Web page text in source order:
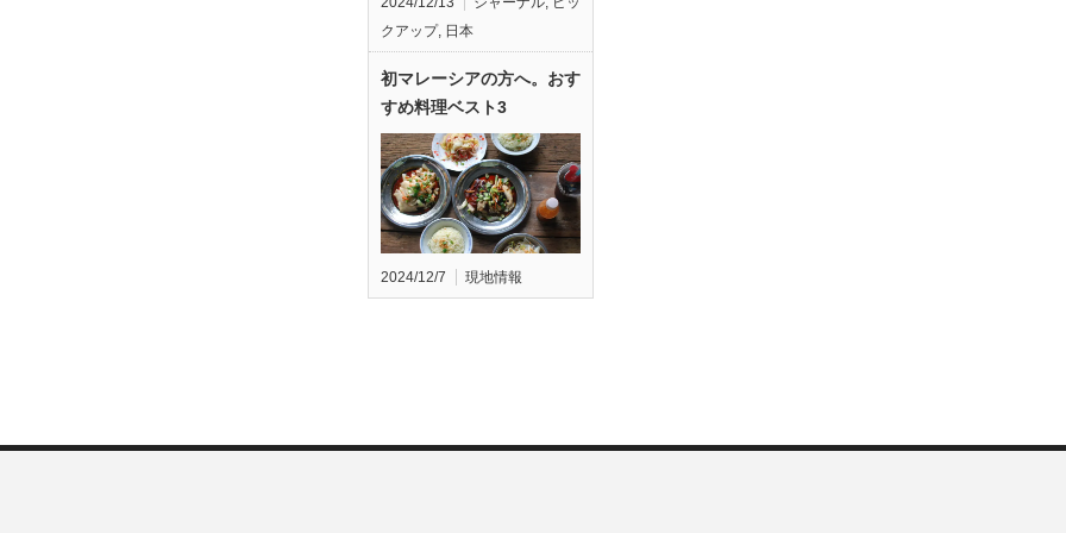
クアップ, 日本
初マレーシアの方へ。おす
すめ料理ベスト3
2024/12/7 現地情報